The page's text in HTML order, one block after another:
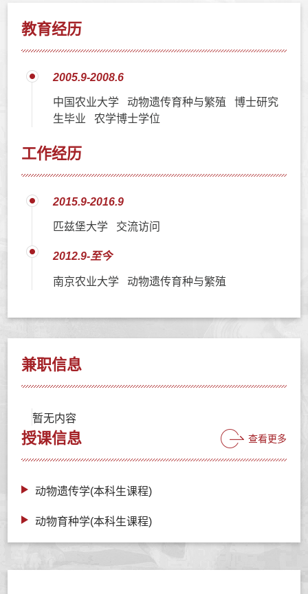
教育经历
2005.9-2008.6
中国农业大学 动物遗传育种与繁殖 博士研究
生毕业 农学博士学位
工作经历
2015.9-2016.9
匹兹堡大学 交流访问
2012.9-至今
南京农业大学 动物遗传育种与繁殖
兼职信息
暂无内容
授课信息 查看更多
动物遗传学(本科生课程)
动物育种学(本科生课程)